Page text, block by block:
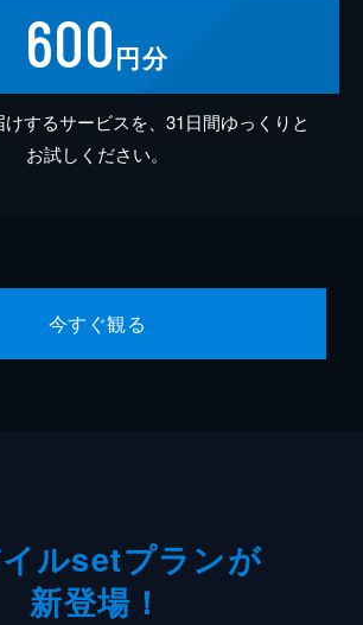
600円分
するサービスを、31日間ゆっくりと
お試しください。
今すぐ観る
ルsetプランが
新登場！